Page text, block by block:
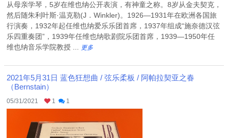
从母亲学琴，5岁在维也纳公开表演，有神童之称。8岁从金夫契克，
然后随朱利叶斯·温克勒(J．Winkler)。1926—1931年在欧洲各国旅
行演奏，1932年起任维也纳爱乐乐团首席，1937年组成“施奈德汉弦
乐四重奏团”，1939年任维也纳歌剧院乐团首席，1939—1950年任
维也纳音乐学院教授 ...
更多
2021年5月31日 蓝色狂想曲 / 弦乐柔板 / 阿帕拉契亚之春
（Bernstain）
05/31/2021 1 1